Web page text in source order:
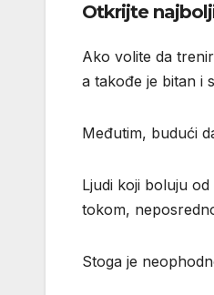
Otkrijte
Ako volite da
a takođe je bitan i
Međutim, budući
Ljudi koji boluju
tokom,
Stoga je